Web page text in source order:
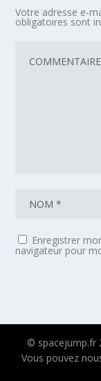
Votre adresse e-
obligatoires sont
Enregistrer
navigateur pour
© spacejump.fr
Vous pouvez